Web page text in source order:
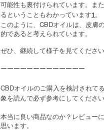
可能性も裏付けられています。ま
るということもわかっています1。
このように、 CBDオイルは、皮膚
的であると考えられています。
ぜひ、継続して様子を見てください
ーーーーーーーーーーーーー
CBDオイルのご購入を検討されて
象を読んで必ず参考にしてください
本当に良い商品なのか？レビュー
思います。